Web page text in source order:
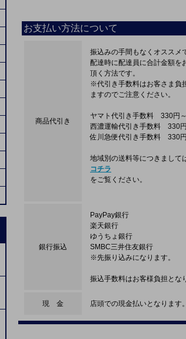
お支払い方法について
商品代引き
振込みの手間もなくオススメ
配達時に配達員に合計金額を
頂く方法です。
※代引き手数料はお客さま負
ますのでご注意ください。
ヤマト代引き手数料 330円～
西濃運輸代引き手数料 330
佐川急便代引き手数料 330
地域別の送料等につきまして
コチラ
をご覧ください。
銀行振込
PayPay銀行
楽天銀行
ゆうちょ銀行
SMBC三井住友銀行
※先振り込みになります。
振込手数料はお客様負担とな
現 金 店頭での現金払いとなります。